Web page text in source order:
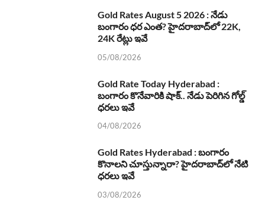
Gold Rates August 5 2026 : నేడు
బంగారం ధర ఎంత? హైదరాబాద్‌లో 22K,
24K రేట్లు ఇవే
05/08/2026
Gold Rate Today Hyderabad :
బంగారం కొనేవారికి షాక్.. నేడు పెరిగిన గోల్డ్
ధరలు ఇవే
04/08/2026
Gold Rates Hyderabad : బంగారం
కొనాలని చూస్తున్నారా? హైదరాబాద్‌లో నేటి
ధరలు ఇవే
03/08/2026